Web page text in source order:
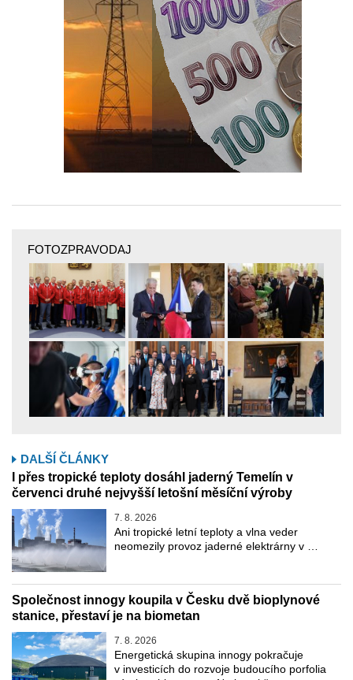
FOTOZPRAVODAJ
DALŠÍ ČLÁNKY
I přes tropické teploty dosáhl jaderný Temelín v
červenci druhé nejvyšší letošní měsíční výroby
7. 8. 2026
Ani tropické letní teploty a vlna veder
neomezily provoz jaderné elektrárny v …
Společnost innogy koupila v Česku dvě bioplynové
stanice, přestaví je na biometan
7. 8. 2026
Energetická skupina innogy pokračuje
v investicích do rozvoje budoucího porfolia